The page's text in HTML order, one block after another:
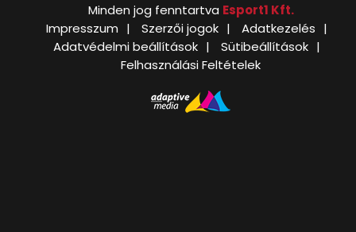
Minden jog fenntartva Esport1 Kft.
Impresszum
Szerzői jogok
Adatkezelés
Adatvédelmi beállítások
Sütibeállítások
Felhasználási Feltételek